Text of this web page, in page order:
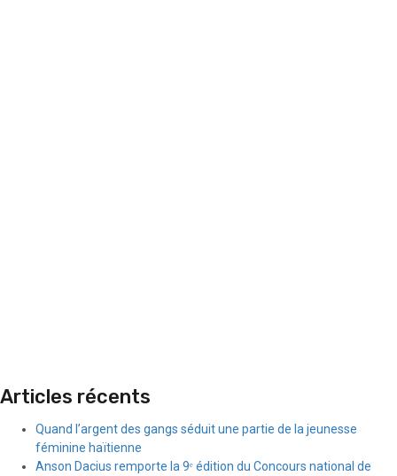
Articles récents
Quand l’argent des gangs séduit une partie de la jeunesse
féminine haïtienne
Anson Dacius remporte la 9ᵉ édition du Concours national de